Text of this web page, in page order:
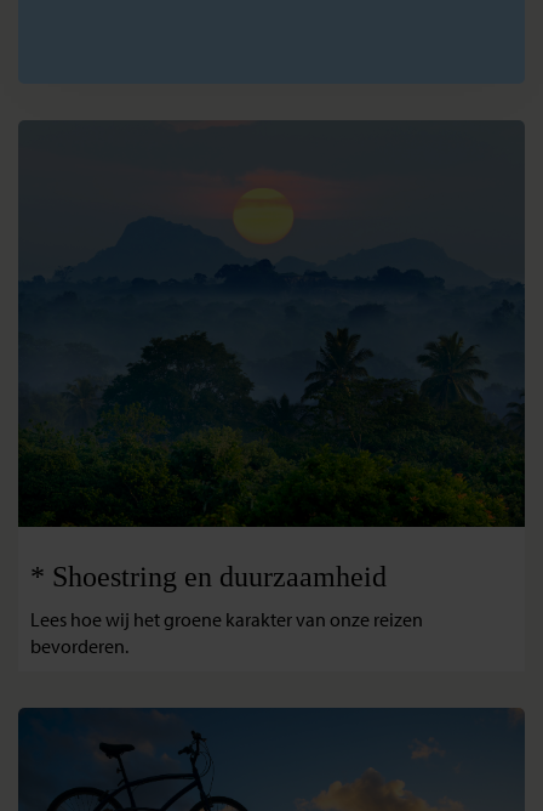
* Shoestring en duurzaamheid
Lees hoe wij het groene karakter van onze reizen
bevorderen.